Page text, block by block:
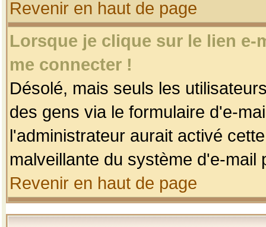
Revenir en haut de page
Lorsque je clique sur le lien
me connecter !
Désolé, mais seuls les
des gens via le formulaire d'e-
l'administrateur aurait activé
malveillante du système d'e-
Revenir en haut de page